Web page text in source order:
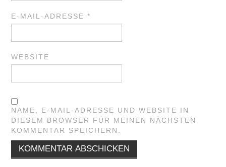
E-MAIL-ADRESSE*
WEBSITE
NAME, E-MAIL-ADRESSE UND WEBSITE IN
DIESEM BROWSER FÜR MEINEN NÄCHSTEN
KOMMENTAR SPEICHERN.